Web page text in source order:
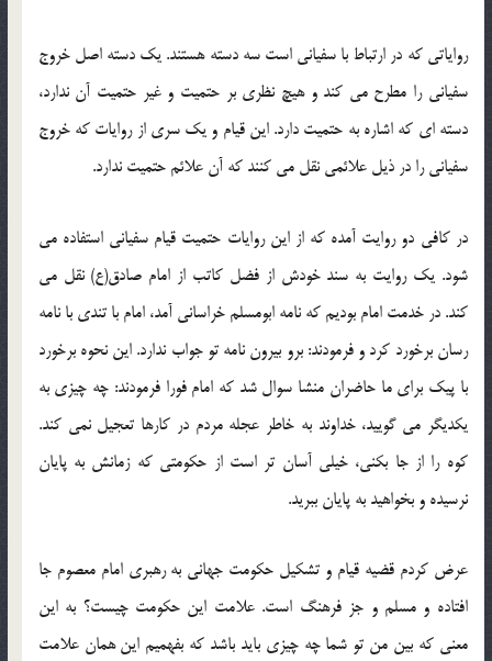
روایاتی که در ارتباط با سفیانی است سه دسته هستند. یک دسته اصل خروج
سفیانی را مطرح می کند و هیچ نظری بر حتمیت و غیر حتمیت آن ندارد،
دسته ای که اشاره به حتمیت دارد. این قیام و یک سری از روایات که خروج
سفیانی را در ذیل علائمی نقل می کنند که آن علائم حتمیت ندارد.
در کافی دو روایت آمده که از این روایات حتمیت قیام سفیانی استفاده می
شود. یک روایت به سند خودش از فضل کاتب از امام صادق(ع) نقل می
کند. در خدمت امام بودیم که نامه ابومسلم خراسانی آمد، امام با تندی با نامه
رسان برخورد کرد و فرمودند: برو بیرون نامه تو جواب ندارد. این نحوه برخورد
با پیک برای ما حاضران منشا سوال شد که امام فورا فرمودند: چه چیزی به
یکدیگر می گویید، خداوند به خاطر عجله مردم در کارها تعجیل نمی کند.
کوه را از جا بکنی، خیلی آسان تر است از حکومتی که زمانش به پایان
نرسیده و بخواهید به پایان ببرید.
عرض کردم قضیه قیام و تشکیل حکومت جهانی به رهبری امام معصوم جا
افتاده و مسلم و جز فرهنگ است. علامت این حکومت چیست؟ به این
معنی که بین من تو شما چه چیزی باید باشد که بفهمیم این همان علامت